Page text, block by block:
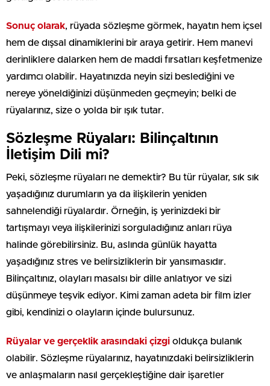
Sonuç olarak, rüyada sözleşme görmek, hayatın hem içsel
hem de dışsal dinamiklerini bir araya getirir. Hem manevi
derinliklere dalarken hem de maddi fırsatları keşfetmenize
yardımcı olabilir. Hayatınızda neyin sizi beslediğini ve
nereye yöneldiğinizi düşünmeden geçmeyin; belki de
rüyalarınız, size o yolda bir ışık tutar.
Sözleşme Rüyaları: Bilinçaltının
İletişim Dili mi?
Peki, sözleşme rüyaları ne demektir? Bu tür rüyalar, sık sık
yaşadığınız durumların ya da ilişkilerin yeniden
sahnelendiği rüyalardır. Örneğin, iş yerinizdeki bir
tartışmayı veya ilişkilerinizi sorguladığınız anları rüya
halinde görebilirsiniz. Bu, aslında günlük hayatta
yaşadığınız stres ve belirsizliklerin bir yansımasıdır.
Bilinçaltınız, olayları masalsı bir dille anlatıyor ve sizi
düşünmeye teşvik ediyor. Kimi zaman adeta bir film izler
gibi, kendinizi o olayların içinde bulursunuz.
Rüyalar ve gerçeklik arasındaki çizgi oldukça bulanık
olabilir. Sözleşme rüyalarınız, hayatınızdaki belirsizliklerin
ve anlaşmaların nasıl gerçekleştiğine dair işaretler